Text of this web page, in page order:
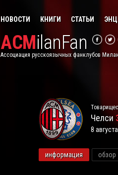
НОВОСТИ КНИГИ СТАТЬИ
ACMilanFan
Ассоциация русскоязычных фанклубов
Челси
8
информация обзор